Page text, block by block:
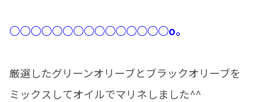
○○○○○○○○○○○○○○○o。
厳選したグリーンオリーブとブラックオリーブを
ミックスしてオイルでマリネしました^^